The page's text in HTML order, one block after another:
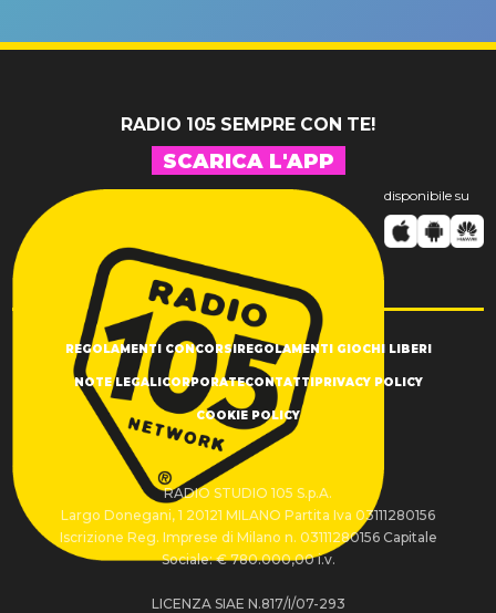
RADIO 105 SEMPRE CON TE!
SCARICA L'APP
disponibile su
REGOLAMENTI CONCORSI REGOLAMENTI GIOCHI LIBERI
NOTE LEGALI CORPORATECONTATTI PRIVACY POLICY
COOKIE POLICY
RADIO STUDIO 105 S.p.A.
Largo Donegani, 1 20121 MILANO Partita Iva 03111280156
Iscrizione Reg. Imprese di Milano n. 03111280156 Capitale
Sociale: € 780.000,00 i.v.
LICENZA SIAE N.817/I/07-293